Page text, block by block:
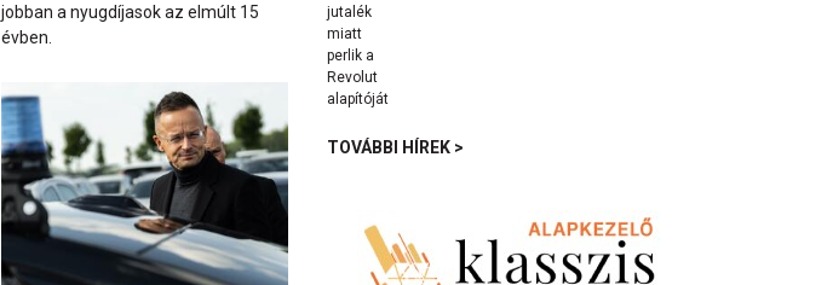
jobban a nyugdíjasok az elmúlt 15
évben.
TOVÁBBI HÍREK >